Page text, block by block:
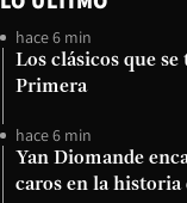
hace 6 min
Los clásicos que
Primera
hace 6 min
Yan Diomande
caros en la historia